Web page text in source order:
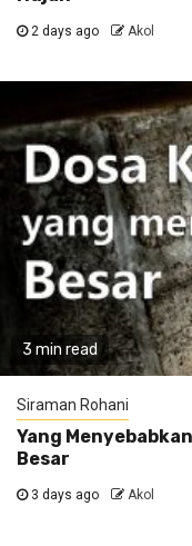
2 days ago Akol
3 min read
Siraman Rohani
Yang
Besar
3 days ago Akol